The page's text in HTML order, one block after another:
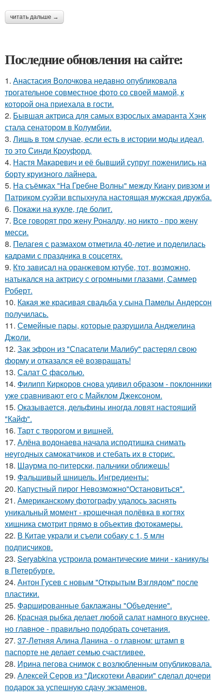
читать дальше →
Последние обновления на сайте:
1. Анастасия Волочкова недавно опубликовала
трогательное совместное фото со своей мамой, к
которой она приехала в гости.
2. Бывшая актриса для самых взрослых амаранта Хэнк
стала сенатором в Колумбии.
3. Лишь в том случае, если есть в истории моды идеал,
то это Синди Кроуфорд.
4. Настя Макаревич и её бывший супруг поженились на
борту круизного лайнера.
5. На съёмках "На Гребне Волны" между Киану ривзом и
Патриком суэйзи вспыхнула настоящая мужская дружба.
6. Покажи на кукле, где болит.
7. Все говорят про жену Роналду, но никто - про жену
месси.
8. Пелагея с размахом отметила 40-летие и поделилась
кадрами с праздника в соцсетях.
9. Кто зависал на оранжевом ютубе, тот, возможно,
натыкался на актрису с огромными глазами, Саммер
Роберт.
10. Какая же красивая свадьба у сына Памелы Андерсон
получилась.
11. Семейные пары, которые разрушила Анджелина
Джоли.
12. Зак эфрон из "Спасатели Малибу" растерял свою
форму и отказался её возвращать!
13. Салат C фaсoлью.
14. Филипп Киркоров снова удивил образом - поклонники
уже сравнивают его с Майклом Джексоном.
15. Оказывается, дельфины иногда ловят настоящий
"Кайф".
16. Тарт с творогом и вишней.
17. Алёна водонаева начала исподтишка снимать
неугодных самокатчиков и стебать их в сторис.
18. Шаурма по-питерски, пальчики оближешь!
19. Фальшивый шницель. Ингредиенты:
20. Капустный пирог Невозможно"Остановиться".
21. Американскому фотографу удалось заснять
уникальный момент - крошечная полёвка в когтях
хищника смотрит прямо в объектив фотокамеры.
22. В Китае украли и съели собаку с 1, 5 млн
подписчиков.
23. Seryabkina устроила романтические мини - каникулы
в Петербурге.
24. Антон Гусев с новым "Открытым Взглядом" после
пластики.
25. Фаршированные баклажаны "Объедение".
26. Красная рыбка делает любой салат намного вкуснее,
но главное - правильно подобрать сочетания.
27. 37-Летняя Алина Ланина - о главном: штамп в
паспорте не делает семью счастливее.
28. Ирина пегова снимок с возлюбленным опубликовала.
29. Алексей Серов из "Дискотеки Аварии" сделал дочери
подарок за успешную сдачу экзаменов.